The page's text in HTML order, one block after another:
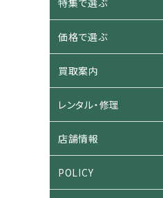
特集で選ぶ
価格で選ぶ
買取案内
レンタル・修理
店舗情報
POLICY